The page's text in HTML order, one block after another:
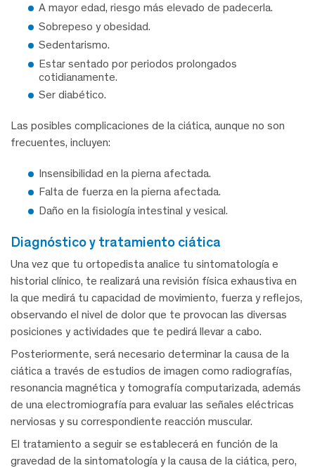
A mayor edad, riesgo más elevado de padecerla.
Sobrepeso y obesidad.
Sedentarismo.
Estar sentado por periodos prolongados
cotidianamente.
Ser diabético.
Las posibles complicaciones de la ciática, aunque no son
frecuentes, incluyen:
Insensibilidad en la pierna afectada.
Falta de fuerza en la pierna afectada.
Daño en la fisiología intestinal y vesical.
diagnóstico y tratamiento ciática
Una vez que tu ortopedista analice tu sintomatología e
historial clínico, te realizará una revisión física exhaustiva en
la que medirá tu capacidad de movimiento, fuerza y reflejos,
observando el nivel de dolor que te provocan las diversas
posiciones y actividades que te pedirá llevar a cabo.
Posteriormente, será necesario determinar la causa de la
ciática a través de estudios de imagen como radiografías,
resonancia magnética y tomografía computarizada, además
de una electromiografía para evaluar las señales eléctricas
nerviosas y su correspondiente reacción muscular.
El tratamiento a seguir se establecerá en función de la
gravedad de la sintomatología y la causa de la ciática, pero,